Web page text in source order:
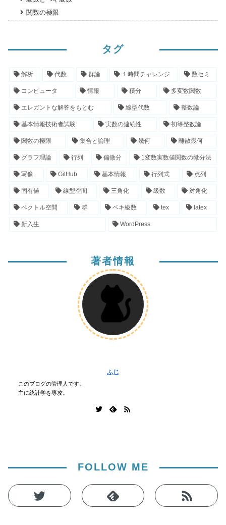
関数の極限
タグ
解析 代数 群論 １時間チャレンジ 数セミ
コンピュータ 情報 積分 多変数関数
エレガントな解答をもとむ 線型代数 整数論
基本情報技術者試験 実数の連続性 初等整数論
関数の極限 集合と論理 幾何 離散幾何
グラフ理論 行列 偏微分 1変数実数値関数の微分法
写像 GitHub 基本情報 行列式 点列
固有値 線型空間 三角化 級数 対角化
ベクトル空間 群 ベキ級数 tex latex
新入生 WordPress
著者情報
ふじ
このブログの管理人です。
主に統計学を専攻。
FOLLOW ME